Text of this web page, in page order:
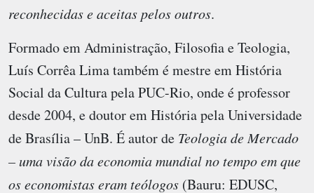
reconhecidas e aceitas pelos outros.
Formado em Administração, Filosofia e Teologia,
Luís Corrêa Lima também é mestre em História
Social da Cultura pela PUC-Rio, onde é professor
desde 2004, e doutor em História pela Universidade
de Brasília – UnB. É autor de Teologia de Mercado
– uma visão da economia mundial no tempo em que
os economistas eram teólogos (Bauru: EDUSC,